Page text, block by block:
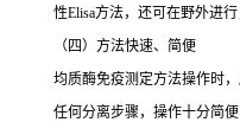
性Elisa方法，还可在野外进行
（四）方法快速、简便
均质酶免疫测定方法操作时
任何分离步骤，操作十分简